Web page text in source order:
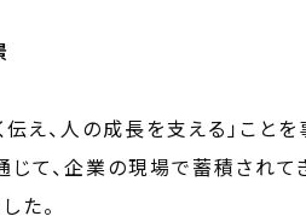
伝え、人の成長を支える」こと
じて、企業の現場で蓄積され
た。